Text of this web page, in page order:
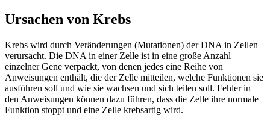
Ursachen von Krebs
Krebs wird durch Veränderungen (Mutationen) der DNA in Zellen
verursacht. Die DNA in einer Zelle ist in eine große Anzahl
einzelner Gene verpackt, von denen jedes eine Reihe von
Anweisungen enthält, die der Zelle mitteilen, welche Funktionen sie
ausführen soll und wie sie wachsen und sich teilen soll. Fehler in
den Anweisungen können dazu führen, dass die Zelle ihre normale
Funktion stoppt und eine Zelle krebsartig wird.